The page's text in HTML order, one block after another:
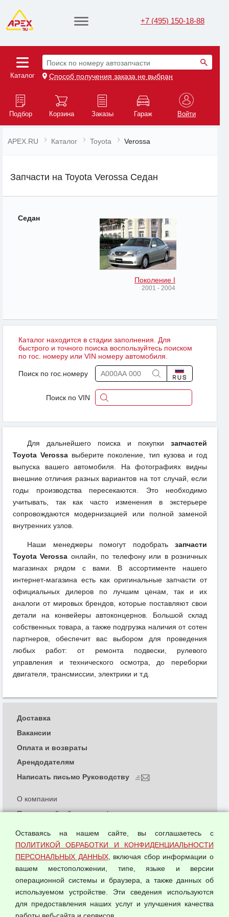
+7 (495) 150-18-88
Каталог
Поиск по номеру автозапчасти
Способ получения заказа не выбран
Подбор Корзина Заказы Гараж Войти
APEX.RU Каталог Toyota Verossa
Запчасти на Toyota Verossa Седан
Седан
Поколение I
2001 - 2004
Каталог находится в стадии заполнения. Для
быстрого и точного поиска воспользуйтесь поиском
по гос. номеру или VIN номеру автомобиля.
Поиск по гос.номеру
Поиск по VIN
Для дальнейшего поиска и покупки запчастей
Toyota Verossa выберите поколение, тип кузова и год
выпуска вашего автомобиля. На фотографиях видны
внешние отличия разных вариантов на тот случай, если
годы производства пересекаются. Это необходимо
учитывать, так как часто изменения в экстерьере
сопровождаются модернизацией или полной заменой
внутренних узлов.
Наши менеджеры помогут подобрать запчасти
Toyota Verossa онлайн, по телефону или в розничных
магазинах рядом с вами. В ассортименте нашего
интернет-магазина есть как оригинальные запчасти от
официальных дилеров по лучшим ценам, так и их
аналоги от мировых брендов, которые поставляют свои
детали на конвейеры автоконцернов. Большой склад
собственных товара, а также подгрузка наличия от сотен
партнеров, обеспечит вас выбором для проведения
любых работ: от ремонта подвески, рулевого
управления и технического осмотра, до переборки
двигателя, трансмиссии, электрики и т.д.
© 2026 ООО "Феникс"
О компании
Политика обработки и конфиденциальности
Согласием на обработку персональных данных
Оферта оптовой купли-продажи
Публичная оферта
Доставка
Вакансии
Оплата и возвраты
Арендодателям
Написать письмо Руководству
Оставаясь на нашем сайте, вы соглашаетесь с
ПОЛИТИКОЙ ОБРАБОТКИ И КОНФИДЕНЦИАЛЬНОСТИ
ПЕРСОНАЛЬНЫХ ДАННЫХ, включая сбор информации о
вашем местоположении, типе, языке и версии
операционной системы и браузера, а также данных об
используемом устройстве. Эти сведения используются
для предоставления наших услуг и улучшения качества